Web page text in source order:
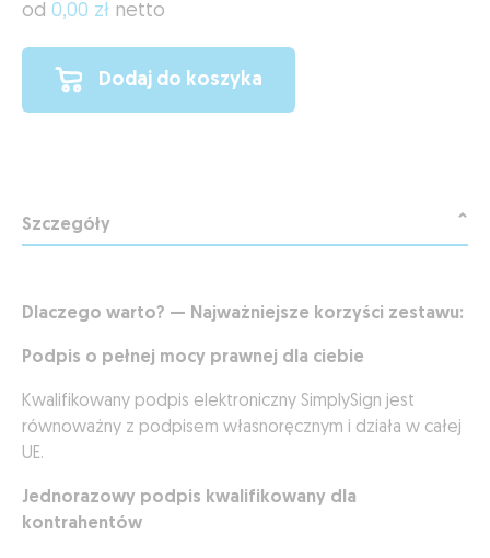
Dodaj do koszyka
od 0,00 zł netto
Szczegóły
Dlaczego warto? — Najważniejsze korzyści zestawu:
Podpis o pełnej mocy prawnej dla ciebie
Kwalifikowany podpis elektroniczny SimplySign jest
równoważny z podpisem własnoręcznym i działa w całej
UE.
Jednorazowy podpis kwalifikowany dla
kontrahentów